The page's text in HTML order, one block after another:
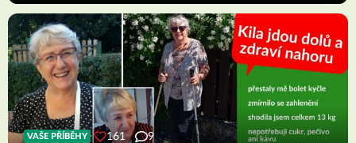
VAŠE PŘÍBĚHY 161 9